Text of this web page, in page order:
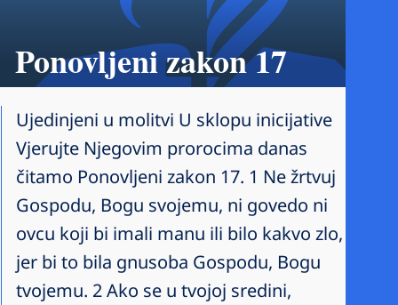
Ponovljeni zakon 17
Ujedinjeni u molitvi U sklopu inicijative
Vjerujte Njegovim prorocima danas
čitamo Ponovljeni zakon 17. 1 Ne žrtvuj
Gospodu, Bogu svojemu, ni govedo ni
ovcu koji bi imali manu ili bilo kakvo zlo,
jer bi to bila gnusoba Gospodu, Bogu
tvojemu. 2 Ako se u tvojoj sredini,